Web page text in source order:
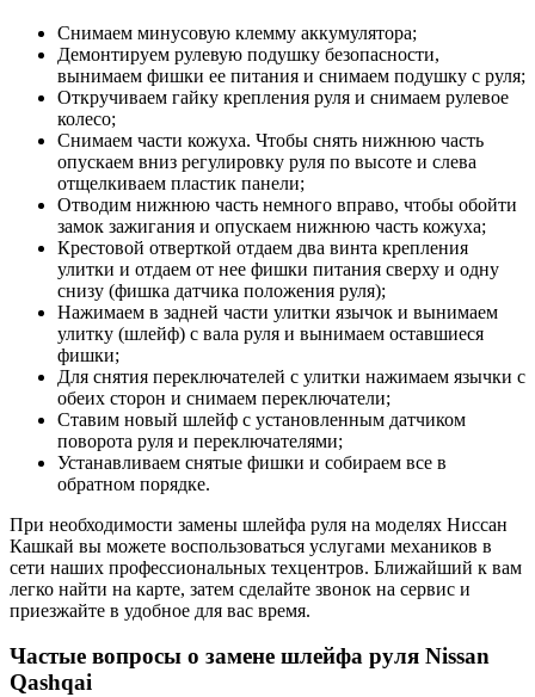
Снимаем минусовую клемму аккумулятора;
Демонтируем рулевую подушку безопасности,
вынимаем фишки ее питания и снимаем подушку с руля;
Откручиваем гайку крепления руля и снимаем рулевое
колесо;
Снимаем части кожуха. Чтобы снять нижнюю часть
опускаем вниз регулировку руля по высоте и слева
отщелкиваем пластик панели;
Отводим нижнюю часть немного вправо, чтобы обойти
замок зажигания и опускаем нижнюю часть кожуха;
Крестовой отверткой отдаем два винта крепления
улитки и отдаем от нее фишки питания сверху и одну
снизу (фишка датчика положения руля);
Нажимаем в задней части улитки язычок и вынимаем
улитку (шлейф) с вала руля и вынимаем оставшиеся
фишки;
Для снятия переключателей с улитки нажимаем язычки с
обеих сторон и снимаем переключатели;
Ставим новый шлейф с установленным датчиком
поворота руля и переключателями;
Устанавливаем снятые фишки и собираем все в
обратном порядке.
При необходимости замены шлейфа руля на моделях Ниссан
Кашкай вы можете воспользоваться услугами механиков в
сети наших профессиональных техцентров. Ближайший к вам
легко найти на карте, затем сделайте звонок на сервис и
приезжайте в удобное для вас время.
Частые вопросы о замене шлейфа руля Nissan
Qashqai